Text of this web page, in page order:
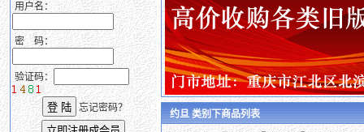
用户名：
密 码：
验证码：
忘记密码？
约旦 类别下商品列表